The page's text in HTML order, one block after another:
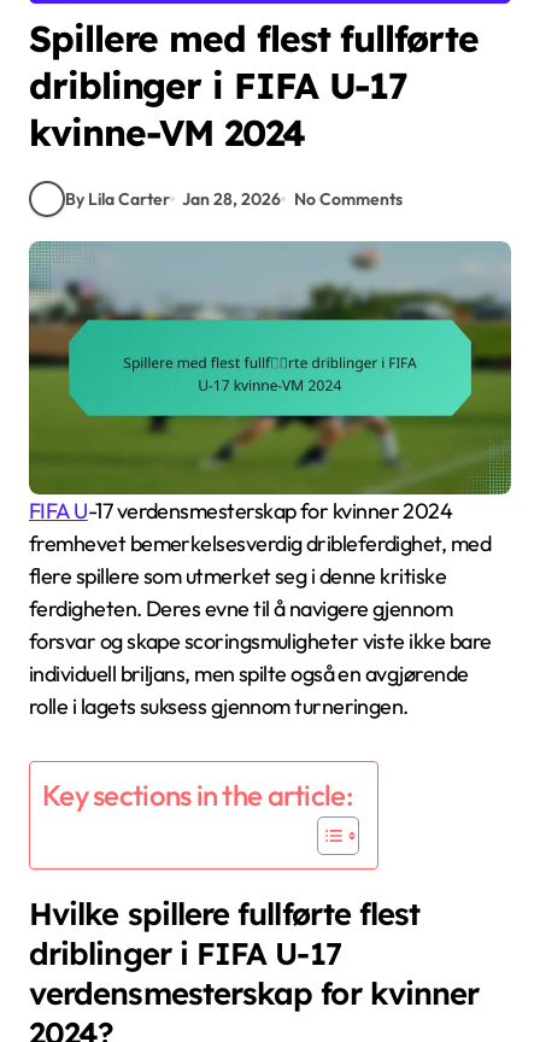
Spillere med flest fullførte
driblinger i FIFA U-17
kvinne-VM 2024
By Lila Carter Jan 28, 2026 No Comments
FIFA U-17 verdensmesterskap for kvinner 2024
fremhevet bemerkelsesverdig dribleferdighet, med
flere spillere som utmerket seg i denne kritiske
ferdigheten. Deres evne til å navigere gjennom
forsvar og skape scoringsmuligheter viste ikke bare
individuell briljans, men spilte også en avgjørende
rolle i lagets suksess gjennom turneringen.
Key sections in the article:
Hvilke spillere fullførte flest
driblinger i FIFA U-17
verdensmesterskap for kvinner
2024?